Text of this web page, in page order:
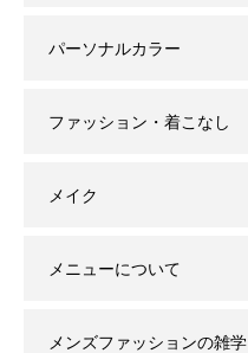
パーソナルカラー
ファッション・着こなし
メイク
メニューについて
メンズファッションの雑学